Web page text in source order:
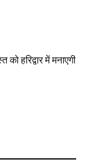
हरिद्वार में मनाएगी